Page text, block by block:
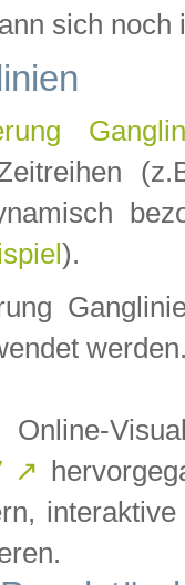
sich noch
).
↗